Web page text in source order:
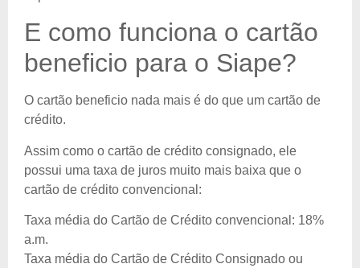
E como funciona o cartão
beneficio para o Siape?
O cartão beneficio nada mais é do que um cartão de
crédito.
Assim como o cartão de crédito consignado, ele
possui uma taxa de juros muito mais baixa que o
cartão de crédito convencional:
Taxa média do Cartão de Crédito convencional: 18%
a.m.
Taxa média do Cartão de Crédito Consignado ou